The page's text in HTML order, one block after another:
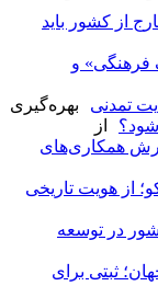
بهره‌گیری
از